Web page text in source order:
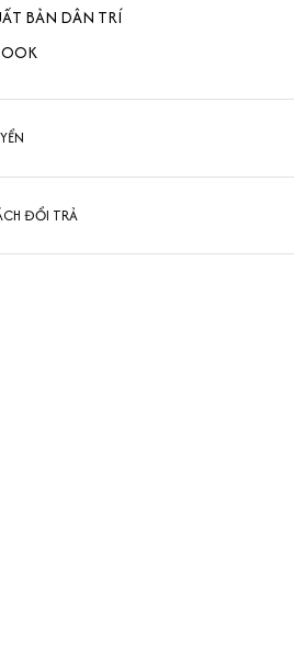
BẢN DÂN TRÍ
ĐỔI TRẢ